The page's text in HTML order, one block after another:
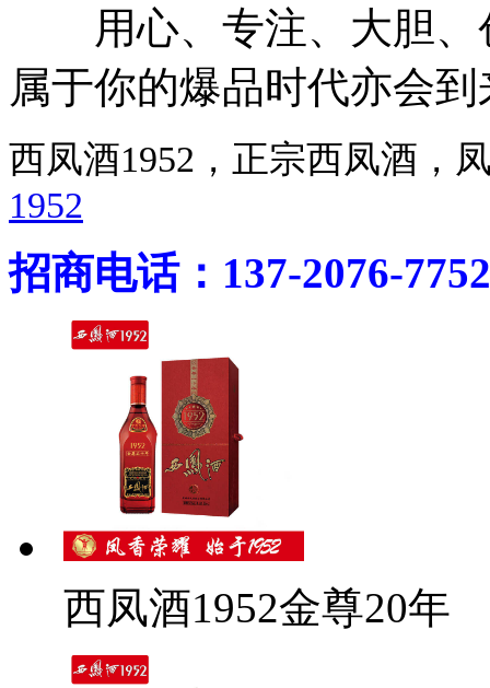
用心、专注、大胆、
属于你的爆品时代亦会到
西凤酒1952，正宗西凤酒
1952
招商电话：137-2076-7752
西凤酒1952金尊20年